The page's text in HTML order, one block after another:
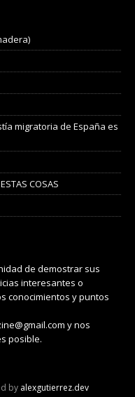
migratoria de España es
COSAS
de demostrar sus
interesantes o
conocimientos y puntos
y nos
posible.
by alexgutierrez.dev